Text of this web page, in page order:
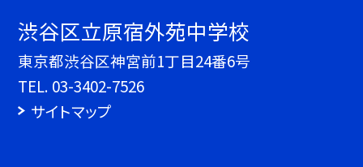
渋谷区立原宿外苑中学校
東京都渋谷区神宮前1丁目24番6号
TEL. 03-3402-7526
サイトマップ